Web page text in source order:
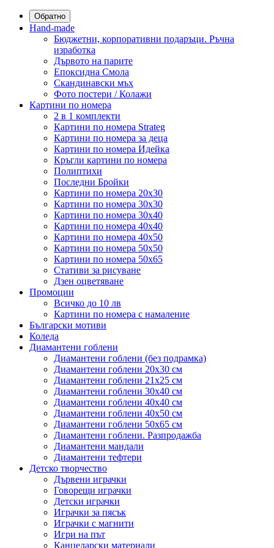
Обратно
Hand-made
Бюджетни, корпоративни подаръци. Ръчна
изработка
Дървото на парите
Епоксидна Смола
Скандинавски мъх
Фото постери / Колажи
Картини по номера
2 в 1 комплекти
Картини по номера Strateg
Картини по номера за деца
Картини по номера Идейка
Кръгли картини по номера
Полиптихи
Последни Бройки
Картини по номера 20x30
Картини по номера 30x30
Картини по номера 30x40
Картини по номера 40x40
Картини по номера 40x50
Картини по номера 50x50
Картини по номера 50x65
Стативи за рисуване
Дзен оцветяване
Промоции
Всичко до 10 лв
Картини по номера с намаление
Български мотиви
Коледа
Диамантени гоблени
Диамантени гоблени (без подрамка)
Диамантени гоблени 20x30 см
Диамантени гоблени 21x25 см
Диамантени гоблени 30x40 см
Диамантени гоблени 40x40 см
Диамантени гоблени 40x50 см
Диамантени гоблени 50x65 см
Диамантени гоблени. Разпродажба
Диамантени мандали
Диамантени тефтери
Детско творчество
Дървени играчки
Говорещи играчки
Детски играчки
Играчки за пясък
Играчки с магнити
Игри на път
Канцеларски материали